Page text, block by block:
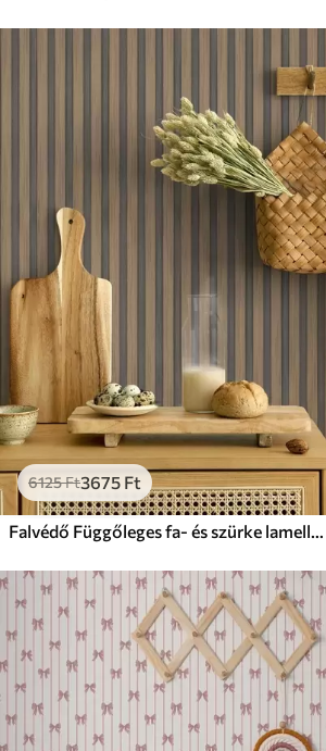
6125Ft3675 Ft
Falvédő Függőleges fa- és szürke lamellák kontrasztos ritmussal